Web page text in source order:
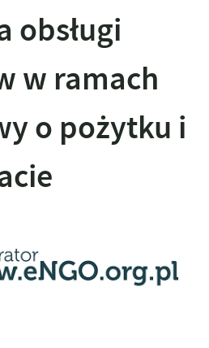
obsługi
w ramach
o pożytku i